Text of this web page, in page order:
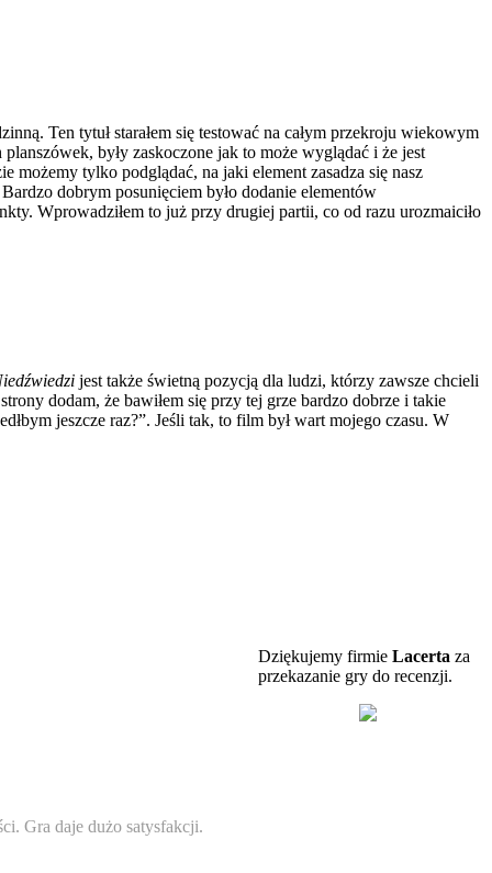
Ten tytuł starałem się testować na całym przekroju wiekowym
były zaskoczone jak to może wyglądać i że jest
tylko podglądać, na jaki element zasadza się nasz
dobrym posunięciem było dodanie elementów
Wprowadziłem to już przy drugiej partii, co od razu urozmaiciło
jest także świetną pozycją dla ludzi, którzy zawsze chcieli
dodam, że bawiłem się przy tej grze bardzo dobrze i takie
jeszcze raz?”. Jeśli tak, to film był wart mojego czasu. W
Dziękujemy firmie Lacerta za
przekazanie gry do recenzji.
Gra daje dużo satysfakcji.